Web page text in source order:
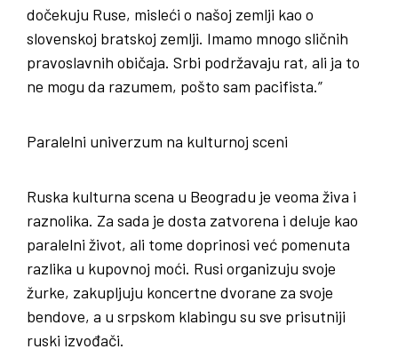
dočekuju Ruse, misleći o našoj zemlji kao o
slovenskoj bratskoj zemlji. Imamo mnogo sličnih
pravoslavnih običaja. Srbi podržavaju rat, ali ja to
ne mogu da razumem, pošto sam pacifista.”
Paralelni univerzum na kulturnoj sceni
Ruska kulturna scena u Beogradu je veoma živa i
raznolika. Za sada je dosta zatvorena i deluje kao
paralelni život, ali tome doprinosi već pomenuta
razlika u kupovnoj moći. Rusi organizuju svoje
žurke, zakupljuju koncertne dvorane za svoje
bendove, a u srpskom klabingu su sve prisutniji
ruski izvođači.